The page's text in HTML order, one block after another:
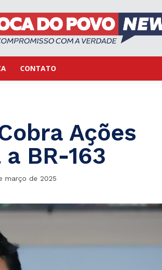
CONTATO
Ações
BR-163
março de 2025